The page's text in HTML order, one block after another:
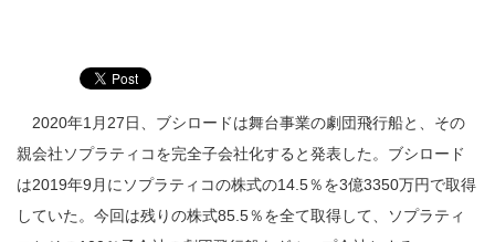
2020年1月27日、ブシロードは舞台事業の劇団飛行船と、その
親会社ソプラティコを完全子会社化すると発表した。ブシロード
は2019年9月にソプラティコの株式の14.5％を3億3350万円で取得
していた。今回は残りの株式85.5％を全て取得して、ソプラティ